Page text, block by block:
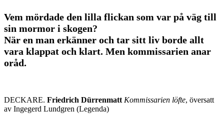
Vem mördade den lilla flickan som var på väg till
sin mormor i skogen?
När en man erkänner och tar sitt liv borde allt
vara klappat och klart. Men kommissarien anar
oråd.
DECKARE. Friedrich Dürrenmatt Kommissarien löfte, översatt
av Ingegerd Lundgren (Legenda)